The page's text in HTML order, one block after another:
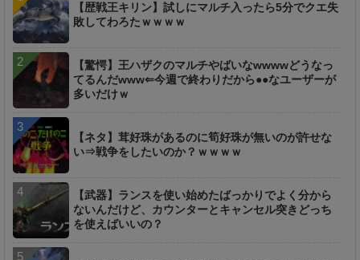
【歴戦王キリン】試しにマルチ入ったら5分でクエ失
敗してわろたｗｗｗｗ
【驚愕】王ハザクのマルチやばいなwwwwどうなっ
てるんだwww⇐今週で終わりだから●●なユーザーが
多いだけｗ
【ネタ】茸好珠があるのに筍好珠が無いのが許せな
い⇒戦争をしたいのか？ｗｗｗｗ
【武器】ランスを使い始めたばっかりでよく分から
ないんだけど、カウンターとキャンセル突きどっち
を使えばいいの？